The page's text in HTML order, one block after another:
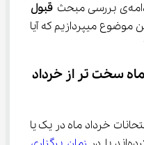
قبول
موضوع میپردازیم که آیا
ماه سخت تر از خرداد
خرداد ماه در یک یا